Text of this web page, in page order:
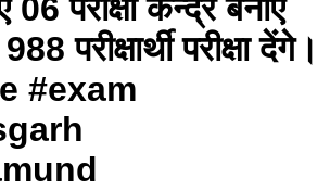
06 परीक्षा केन्द्र बनाए
परीक्षार्थी परीक्षा देंगे।
#exam